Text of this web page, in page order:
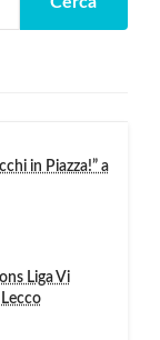
in Piazza!” a
Liga Vi